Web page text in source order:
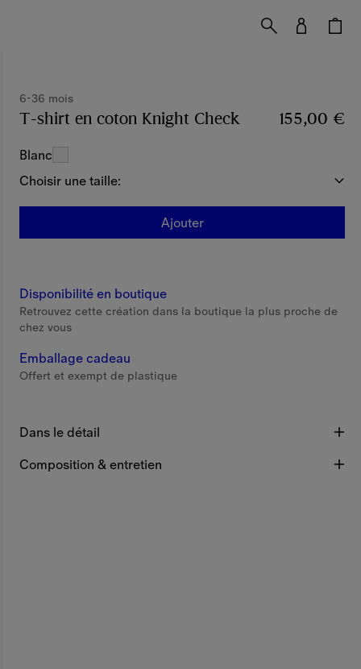
6-36 mois
T-shirt en coton Knight Check Prix 155,00 €
155,00 €
Blanc
Choisir une taille:
Ajouter
Disponibilité en boutique
Retrouvez cette création dans la boutique la plus proche de
chez vous
Emballage cadeau
Offert et exempt de plastique
Dans le détail
Composition & entretien